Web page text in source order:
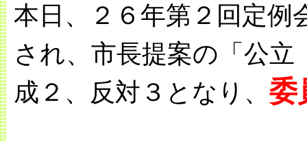
本日、２６年第２回定例
され、市長提案の「公
成２、反対３となり、 委